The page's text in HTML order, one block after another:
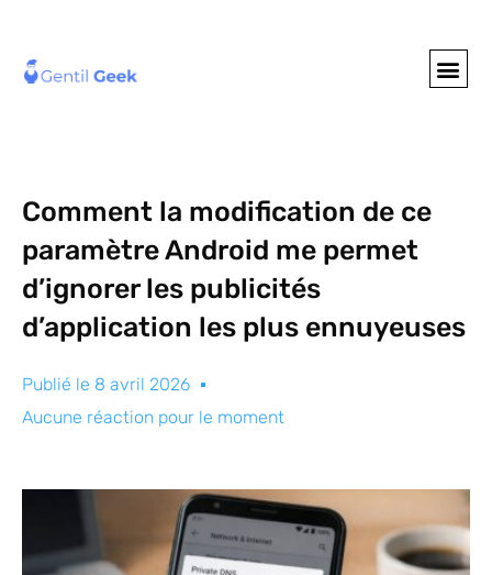
Comment la modification de ce
paramètre Android me permet
d’ignorer les publicités
d’application les plus ennuyeuses
Publié le 8 avril 2026
Aucune réaction pour le moment